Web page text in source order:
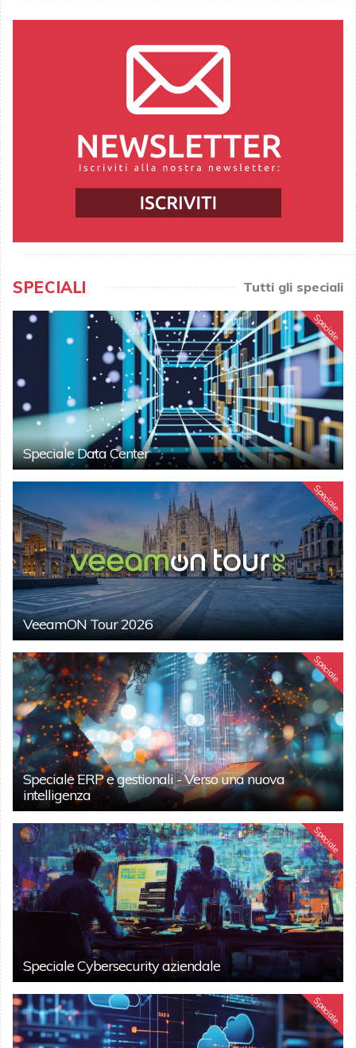
SPECIALI Tutti gli speciali
Speciale
Speciale Data Center
Speciale
VeeamON Tour 2026
Speciale
Speciale ERP e gestionali - Verso una nuova
intelligenza
Speciale
Speciale Cybersecurity aziendale
Speciale